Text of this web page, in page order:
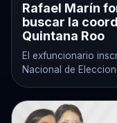
Rafael Marín
buscar la
Quintana Roo
El exfuncionario
Nacional de